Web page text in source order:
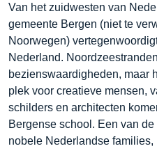
Van het zuidwesten van
gemeente Bergen (niet te
Noorwegen)
Nederland.
bezienswaardigheden, maar
plek voor creatieve mensen,
schilders en architecten
Bergense school. Een van
nobele Nederlandse